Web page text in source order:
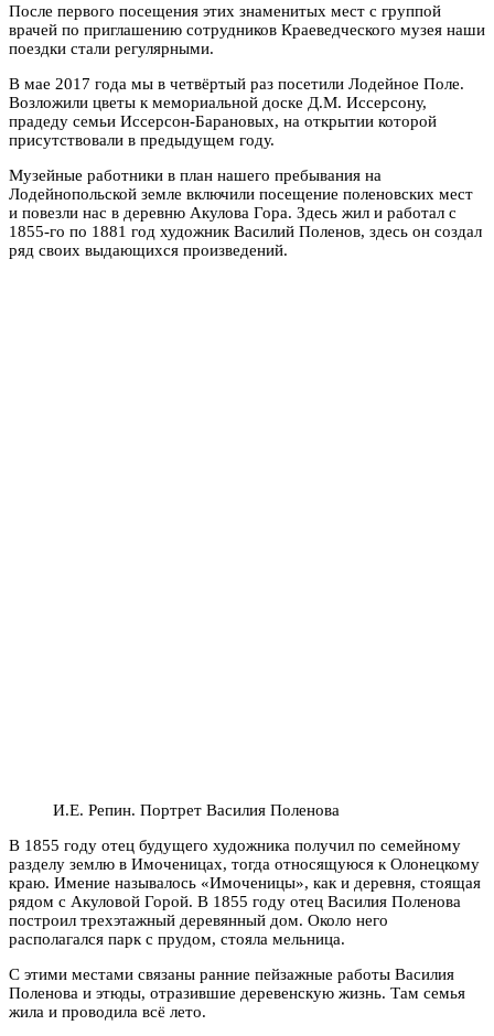
После первого посещения этих знаменитых мест с группой
врачей по приглашению сотрудников Краеведческого музея наши
поездки стали регулярными.
В мае 2017 года мы в четвёртый раз посетили Лодейное Поле.
Возложили цветы к мемориальной доске Д.М. Иссерсону,
прадеду семьи Иссерсон-Барановых, на открытии которой
присутствовали в предыдущем году.
Музейные работники в план нашего пребывания на
Лодейнопольской земле включили посещение поленовских мест
и повезли нас в деревню Акулова Гора. Здесь жил и работал с
1855-го по 1881 год художник Василий Поленов, здесь он создал
ряд своих выдающихся произведений.
И.Е. Репин. Портрет Василия Поленова
В 1855 году отец будущего художника получил по семейному
разделу землю в Имоченицах, тогда относящуюся к Олонецкому
краю. Имение называлось «Имоченицы», как и деревня, стоящая
рядом с Акуловой Горой. В 1855 году отец Василия Поленова
построил трехэтажный деревянный дом. Около него
располагался парк с прудом, стояла мельница.
С этими местами связаны ранние пейзажные работы Василия
Поленова и этюды, отразившие деревенскую жизнь. Там семья
жила и проводила всё лето.